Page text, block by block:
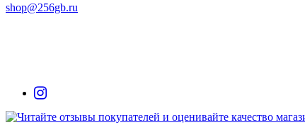
shop@256gb.ru